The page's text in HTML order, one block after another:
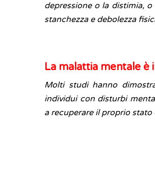
depressione o la distimia,
stanchezza e debolezza
La malattia mentale è
Molti studi hanno
individui con disturbi
a recuperare il proprio